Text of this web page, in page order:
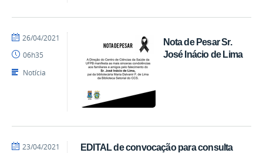
Nota de Pesar Sr.
José Inácio de Lima
por
Batista
publicado
26/04/2021
06h35
Notícia
EDITAL de convocação para consulta
por
publicado
23/04/2021